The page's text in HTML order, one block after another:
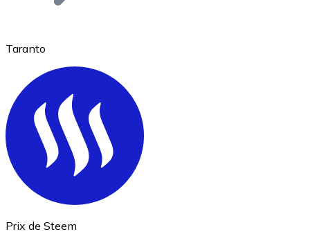
Ethereum
ETH
Taranto
Prix de Steem